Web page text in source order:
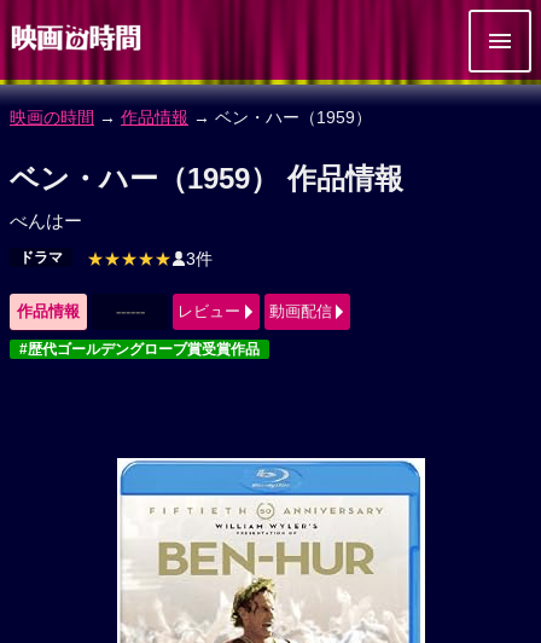
映画の時間 → 作品情報 → ベン・ハー（1959）
ベン・ハー（1959） 作品情報
べんはー
ドラマ ★★★★★ 3件
作品情報 ------ レビュー 動画配信
#歴代ゴールデングローブ賞受賞作品